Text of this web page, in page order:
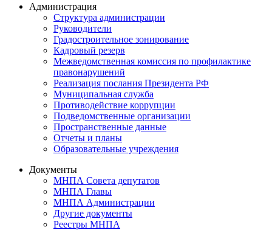
Администрация
Структура администрации
Руководители
Градостроительное зонирование
Кадровый резерв
Межведомственная комиссия по профилактике
правонарушений
Реализация послания Президента РФ
Муниципальная служба
Противодействие коррупции
Подведомственные организации
Пространственные данные
Отчеты и планы
Образовательные учреждения
Документы
МНПА Совета депутатов
МНПА Главы
МНПА Администрации
Другие документы
Реестры МНПА